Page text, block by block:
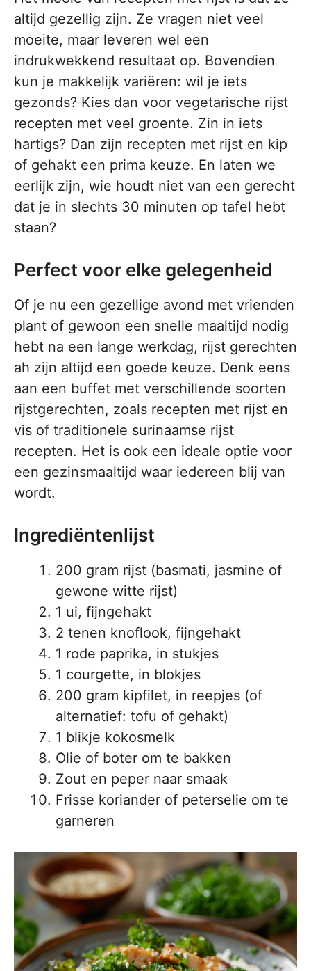
altijd gezellig zijn. Ze vragen niet veel
moeite, maar leveren wel een
indrukwekkend resultaat op. Bovendien
kun je makkelijk variëren: wil je iets
gezonds? Kies dan voor vegetarische rijst
recepten met veel groente. Zin in iets
hartigs? Dan zijn recepten met rijst en kip
of gehakt een prima keuze. En laten we
eerlijk zijn, wie houdt niet van een gerecht
dat je in slechts 30 minuten op tafel hebt
staan?
Perfect voor elke gelegenheid
Of je nu een gezellige avond met vrienden
plant of gewoon een snelle maaltijd nodig
hebt na een lange werkdag, rijst gerechten
ah zijn altijd een goede keuze. Denk eens
aan een buffet met verschillende soorten
rijstgerechten, zoals recepten met rijst en
vis of traditionele surinaamse rijst
recepten. Het is ook een ideale optie voor
een gezinsmaaltijd waar iedereen blij van
wordt.
Ingrediëntenlijst
200 gram rijst (basmati, jasmine of
gewone witte rijst)
1 ui, fijngehakt
2 tenen knoflook, fijngehakt
1 rode paprika, in stukjes
1 courgette, in blokjes
200 gram kipfilet, in reepjes (of
alternatief: tofu of gehakt)
1 blikje kokosmelk
Olie of boter om te bakken
Zout en peper naar smaak
Frisse koriander of peterselie om te
garneren